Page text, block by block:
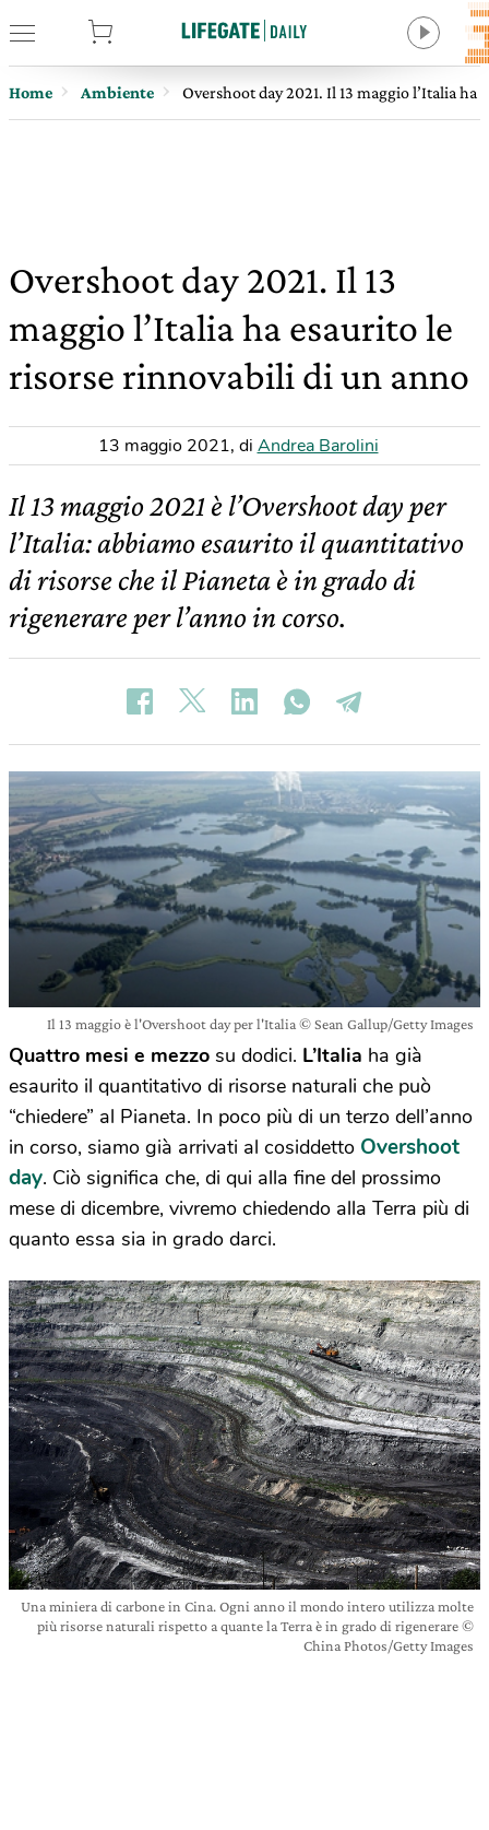
Home Ambiente Overshoot day 2021. Il 13 maggio l’Italia
Overshoot day 2021. Il 13
maggio l’Italia ha esaurito le
risorse rinnovabili di un anno
13 maggio 2021, di Andrea Barolini
Il 13 maggio 2021 è l’Overshoot day per
l’Italia: abbiamo esaurito il quantitativo
di risorse che il Pianeta è in grado di
rigenerare per l’anno in corso.
Il 13 maggio è l'Overshoot day per l'Italia © Sean Gallup/Getty Images
Quattro mesi e mezzo su dodici. L’Italia ha già
esaurito il quantitativo di risorse naturali che può
“chiedere” al Pianeta. In poco più di un terzo dell’anno
in corso, siamo già arrivati al cosiddetto Overshoot
day. Ciò significa che, di qui alla fine del prossimo
mese di dicembre, vivremo chiedendo alla Terra più di
quanto essa sia in grado darci.
Una miniera di carbone in Cina. Ogni anno il mondo intero utilizza molte
più risorse naturali rispetto a quante la Terra è in grado di rigenerare ©
China Photos/Getty Images